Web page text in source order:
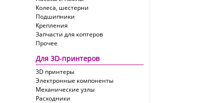
Колеса, шестерни
Подшипники
Крепления
Запчасти для коптеров
Прочее
Для 3D-принтеров
3D принтеры
Электронные компоненты
Механические узлы
Расходники